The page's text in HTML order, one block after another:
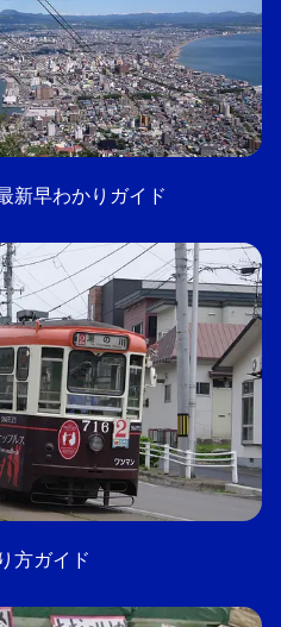
新早わかりガイド
方ガイド